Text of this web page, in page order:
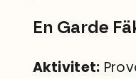
En Garde
Aktivitet: